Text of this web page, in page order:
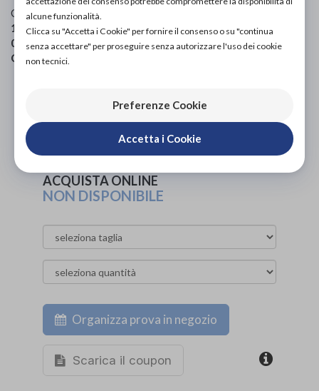
Codice OTGP:ECOES20156
113B112 1552 109| Codice Nomenclatore tariffario:
06.33.03 | Categoria:Calzature ortopediche e plantari»
Ciabatte ortopediche
PROVA E NOLEGGIA IN NEGOZIO
NON DISPONIBILE
ACQUISTA ONLINE
NON DISPONIBILE
Organizza prova in negozio
Scarica il coupon
alcune funzionalità.
Clicca su "Accetta i Cookie" per fornire il consenso o su "continua
senza accettare" per proseguire senza autorizzare l'uso dei cookie
non tecnici.
Preferenze Cookie
Accetta i Cookie